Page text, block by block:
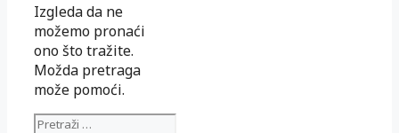
Izgleda da ne
možemo pronaći
ono što tražite.
Možda pretraga
može pomoći.
Pretraži: